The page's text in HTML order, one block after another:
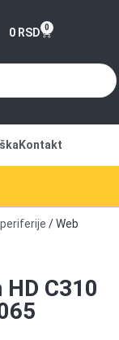
0 RSD 0
Kontakt
/ Web
C310